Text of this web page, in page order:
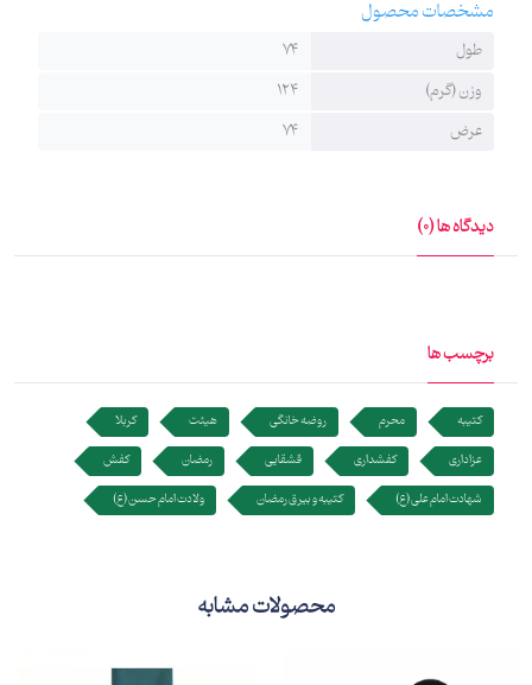
سیاه‌پوش کنیم برای محرم، حاج آقا محسنی یه کتیبه آورد و گفت اینو
بالای جاکفشی تکیه نصب کنید. اولش خیلیامون مخالفت کردیم که این
مقدسه چه برسه به مجلس و بیرق و کتیبه هاش. از اون شب و اون سال،
هروقت شروع به سیاه‌پوش کردن تکیه می‌کنیم یاد اون جمله معروف
امام حسین باید تمام و کمال برگزار بشه، باید همه چیز سرجای خودش
باشه.)
دو سه ساعتی که از شهر فاصله گرفتم هوا تاریک شد و چراغ جلوی
ماشینم خراب بود. هوا اونقدر تاریک شد که هیچ چیز پیدا نبود. توی
همین شرایط یه تریلی رو جلوی ماشینم دیدم که با شبرنگ یه جمله ای
دنبال کردم تا کم کم هوا روشن شد و می‌شد ادامه مسیر رو با چشم
مشخصات محصول
طول
74
وزن (گرم)
124
عرض
74
دیدگاه ها (0)
برچسب ها
کتیبه محرم روضه خانگی هیئت
کربلا
عزاداری
کفشداری قشقایی رمضان
کفش
شهادت امام علی (ع)
کتیبه و بیرق رمضان ولادت امام حسن (ع)
محصولات مشابه